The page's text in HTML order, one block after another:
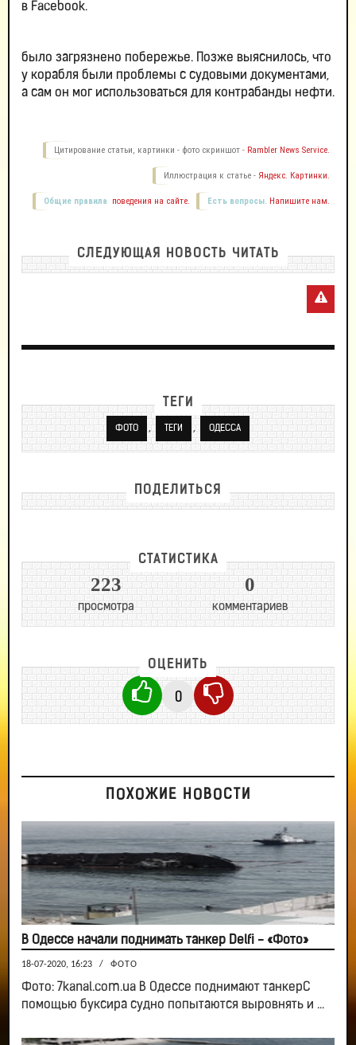
в Facebook.
было загрязнено побережье. Позже выяснилось, что
у корабля были проблемы с судовыми документами,
а сам он мог использоваться для контрабанды нефти.
Цитирование статьи, картинки - фото скриншот - Rambler News Service.
Иллюстрация к статье - Яндекс. Картинки.
Есть вопросы. Напишите нам.
Общие правила поведения на сайте.
СЛЕДУЮЩАЯ НОВОСТЬ ЧИТАТЬ
ТЕГИ
ФОТО , ТЕГИ , ОДЕССА
ПОДЕЛИТЬСЯ
СТАТИСТИКА
223
просмотра
0
комментариев
ОЦЕНИТЬ
0
ПОХОЖИЕ НОВОСТИ
В Одессе начали поднимать танкер Delfi - «Фото»
18-07-2020, 16:23 / ФОТО
Фото: 7kanal.com.ua В Одессе поднимают танкерС
помощью буксира судно попытаются выровнять и ...